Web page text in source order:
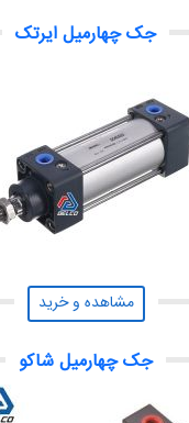
جک چهارمیل ایرتک
مشاهده و خرید
جک چهارمیل شاکو